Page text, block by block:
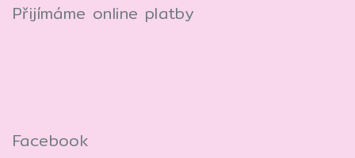
Přijímáme online platby
Facebook